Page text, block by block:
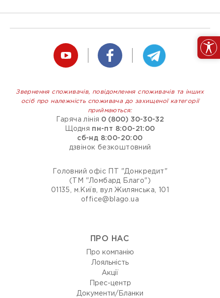
Звернення споживачів, повідомлення споживачів та інших
осіб про належність споживача до захищеної категорії
приймаються:
Гаряча лінія 0 (800) 30-30-32
Щодня пн-пт 8:00-21:00
сб-нд 8:00-20:00
дзвінок безкоштовний
Головний офіс ПТ "Донкредит"
(ТМ "Ломбард Благо")
01135, м.Київ, вул Жилянська, 101
office@blago.ua
ПРО НАС
Про компанію
Лояльність
Акції
Прес-центр
Документи/Бланки